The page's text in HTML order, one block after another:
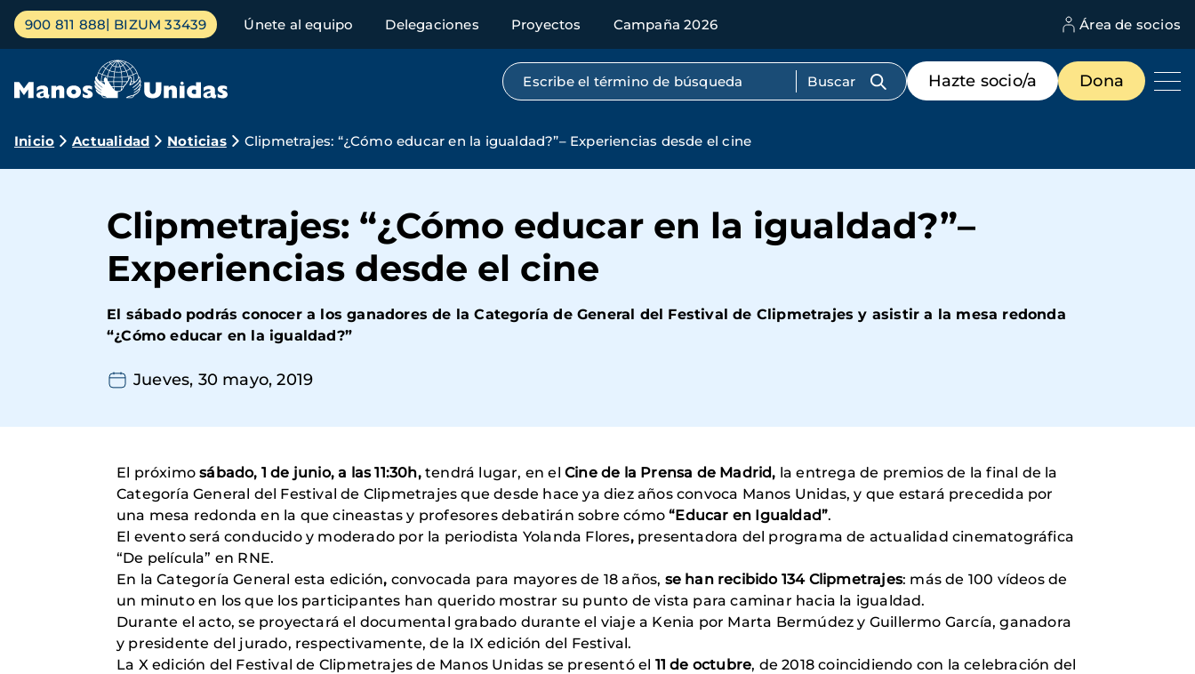
Pasar
contenido
Menú
principal
900 811 888 BIZUM 33439 Únete al equipo Delegaciones Proyectos Campaña 2026 Área de socios
Búsqueda por texto completo
Menú
de
destacados
Hazte socio/a Dona
Ruta
navegación
Inicio Actualidad Noticias Clipmetrajes: “¿Cómo educar en la igualdad?”– Experiencias desde el cine
Clipmetrajes: “¿Cómo educar en la igualdad?”–
Experiencias desde el cine
El sábado podrás conocer a los ganadores de la Categoría de General del Festival de Clipmetrajes y asistir a la mesa redonda
“¿Cómo educar en la igualdad?”
Jueves, 30 mayo, 2019
El próximosábado, 1 de junio, a las 11:30h,tendrá lugar, en el Cine de la Prensa de Madrid, la entrega de premios de la final de la
Categoría General del Festival de Clipmetrajes que desde hace ya diez años convoca Manos Unidas, y que estará precedida por
una mesa redonda en la que cineastas y profesores debatirán sobre cómo“Educar en Igualdad”.
El evento será conducido y moderado por la periodista Yolanda Flores,presentadora del programa de actualidad cinematográfica
“De película” en RNE.
En la Categoría General esta edición, convocada para mayores de 18 años, se han recibido 134 Clipmetrajes: más de 100 vídeos de
un minuto en los que los participantes han querido mostrar su punto de vista para caminar hacia la igualdad.
Durante el acto, se proyectará el documental grabado durante el viaje a Kenia por Marta Bermúdez y Guillermo García, ganadora
y presidente del jurado, respectivamente, de la IX edición del Festival.
La X edición del Festival de Clipmetrajes de Manos Unidas se presentó el 11 de octubre, de 2018 coincidiendo con la celebración del